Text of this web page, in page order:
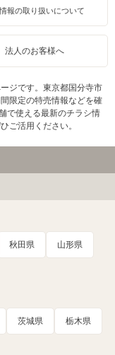
報の取り扱いについて
法人のお客様へ
ジです。東京都国分寺市
限定の特売情報などを確
で使える最新のチラシ情
ご活用ください。
秋田県 山形県
茨城県 栃木県